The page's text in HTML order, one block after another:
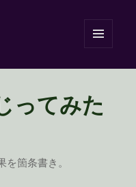
ーとウ
ってみた
箇条書き。